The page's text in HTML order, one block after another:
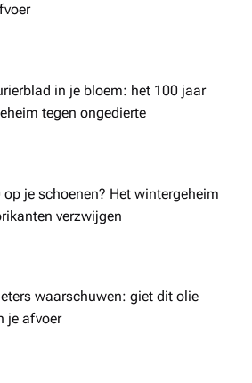
in je bloem: het 100 jaar
tegen ongedierte
op je schoenen? Het wintergeheim
verzwijgen
waarschuwen: giet dit olie
je afvoer